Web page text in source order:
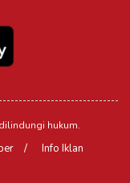
hukum.
Info Iklan